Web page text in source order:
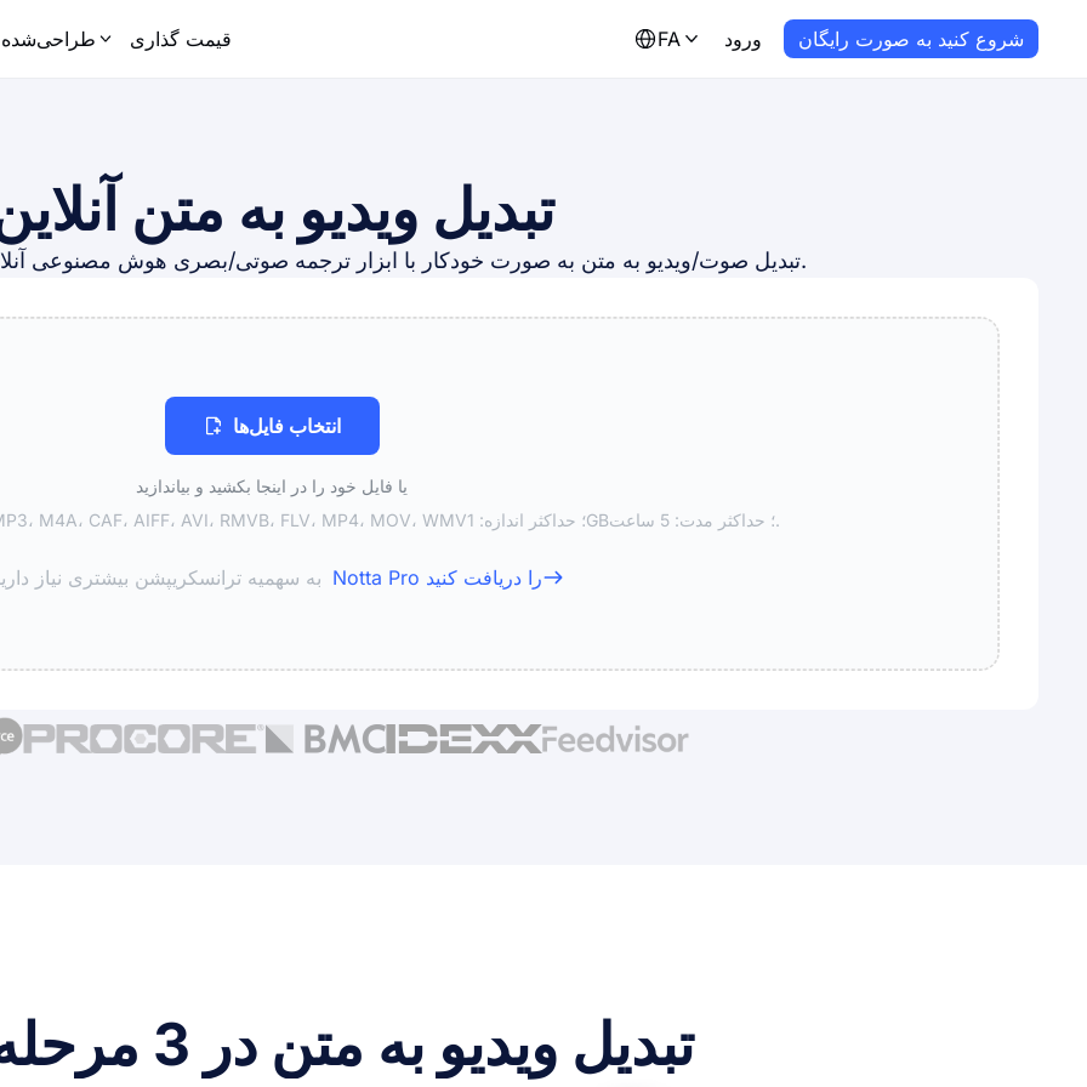
طراحی‌شده قیمت گذاری FA ورود شروع کنید به صورت رایگان
تبدیل ویدیو به متن
تبدیل صوت/ویدیو به متن به صورت خودکار با ابزار ترجمه صوتی/بصری هوش مصنوعی آنلاین ما. حساب مورد نیاز نیست.
انتخاب فایل‌ها
یا فایل خود را در اینجا بکشید و بیاندازید
فرمت‌های پشتیبانی‌شده: WAV، MP3، M4A، CAF، AIFF، AVI، RMVB، FLV، MP4، MOV، WMV؛ حداکثر اندازه: 1GB؛ حداکثر مدت: 5 ساعت.
به سهمیه ترانسکریپشن بیشتری نیاز Notta Pro را دریافت کنید
تبدیل ویدیو به متن در 3 مرحله آسان